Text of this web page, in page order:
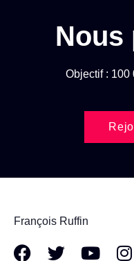
Nous
Objectif : 100
François Ruffin